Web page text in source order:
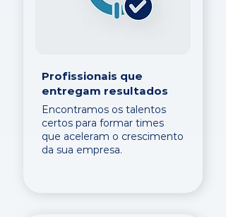
Profissionais que
entregam resultados
Encontramos os talentos
certos para formar times
que aceleram o crescimento
da sua empresa.